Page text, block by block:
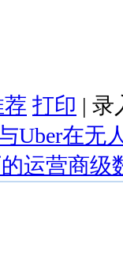
打印 | 录
Uber在无
运营商级